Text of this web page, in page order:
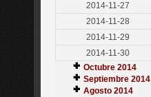
2014-11-27
2014-11-28
2014-11-29
2014-11-30
Octubre 2014
Septiembre 2014
Agosto 2014